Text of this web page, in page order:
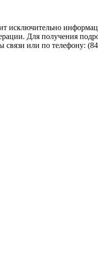
исключительно
Для получения
или по телефону: